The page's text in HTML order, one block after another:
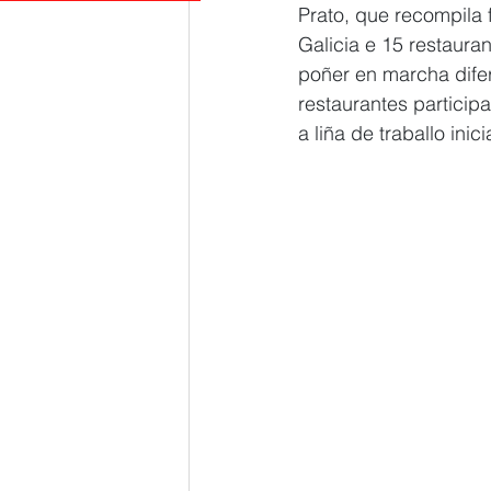
Prato, que
Galicia e 15
poñer en marcha
restaurantes
a liña de traballo